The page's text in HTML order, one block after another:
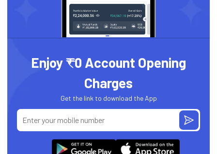
Enjoy ₹0 Account Opening
Charges
Get the link to download the App